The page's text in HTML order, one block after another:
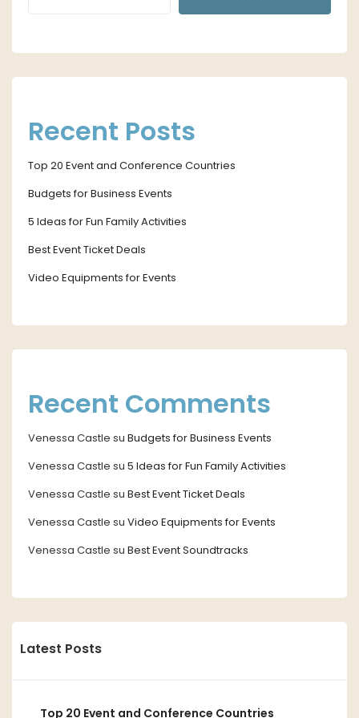
Recent Posts
Top 20 Event and Conference Countries
Budgets for Business Events
5 Ideas for Fun Family Activities
Best Event Ticket Deals
Video Equipments for Events
Recent Comments
Venessa Castle su Budgets for Business Events
Venessa Castle su 5 Ideas for Fun Family Activities
Venessa Castle su Best Event Ticket Deals
Venessa Castle su Video Equipments for Events
Venessa Castle su Best Event Soundtracks
Latest Posts
Top 20 Event and Conference Countries